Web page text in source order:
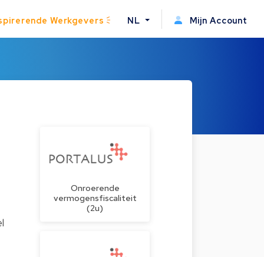
Werkgevers NL Mijn Account
Onroerende
vermogensfiscaliteit
(2u)